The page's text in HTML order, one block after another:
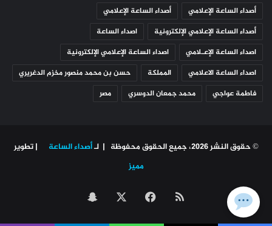
أصداء الساعة الإعلامي
أصداء الساعة الإعلامي
أصداء الساعة الإعلامي الإلكترونية
اصداء الساعة
اصداء الساعة الإعـلامي
اصداء الساعة الإعلامي الإلكترونية
اصداء الساعة الاعلامي
المملكة
حسن بن محمد منصور مخزم الدغريري
فاطمة عواجي
محمد جمعان الدوسري مصر
© حقوق النشر 2026، جميع الحقوق محفوظة | لـ أصداء الساعة
| تطوير
مميز
ملخص فيسبوك